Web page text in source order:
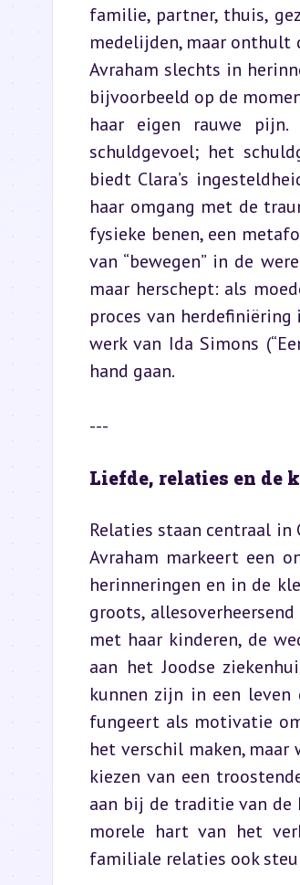
familie, partner, thuis,
medelijden, maar onthult
Avraham slechts in
bijvoorbeeld op de
haar eigen rauwe
schuldgevoel; het
biedt Clara’s
haar omgang met de
fysieke benen, een
van “bewegen” in de
maar herschept: als
proces van
werk van Ida Simons
hand gaan.
---
Liefde, relaties en de
Relaties staan centraal in
Avraham markeert een
herinneringen en in de
groots,
met haar kinderen, de
aan het Joodse
kunnen zijn in een
fungeert als motivatie
het verschil maken,
kiezen van een
aan bij de traditie van de
morele hart van het
familiale relaties ook